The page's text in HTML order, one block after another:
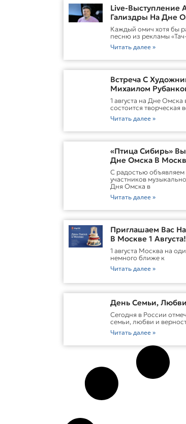
Live-Выступление
Гализдры На Дне
Москве
Каждый омич хотя бы
песню из рекламы
Читать далее »
Встреча С
Михаилом
Омска В Москве
1 августа на Дне
состоится творческая
Читать далее »
«Птица Сибирь»
Дне Омска В
С радостью объявляем
участников
Дня Омска в
Читать далее »
Приглашаем Вас
В Москве 1 Августа!
1 августа Москва на
немного ближе к
Читать далее »
День Семьи,
Сегодня в России
семьи, любви и
Читать далее »